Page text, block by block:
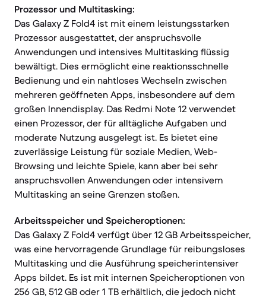
Prozessor und Multitasking:
Das Galaxy Z Fold4 ist mit einem leistungsstarken
Prozessor ausgestattet, der anspruchsvolle
Anwendungen und intensives Multitasking flüssig
bewältigt. Dies ermöglicht eine reaktionsschnelle
Bedienung und ein nahtloses Wechseln zwischen
mehreren geöffneten Apps, insbesondere auf dem
großen Innendisplay. Das Redmi Note 12 verwendet
einen Prozessor, der für alltägliche Aufgaben und
moderate Nutzung ausgelegt ist. Es bietet eine
zuverlässige Leistung für soziale Medien, Web-
Browsing und leichte Spiele, kann aber bei sehr
anspruchsvollen Anwendungen oder intensivem
Multitasking an seine Grenzen stoßen.
Arbeitsspeicher und Speicheroptionen:
Das Galaxy Z Fold4 verfügt über 12 GB Arbeitsspeicher,
was eine hervorragende Grundlage für reibungsloses
Multitasking und die Ausführung speicherintensiver
Apps bildet. Es ist mit internen Speicheroptionen von
256 GB, 512 GB oder 1 TB erhältlich, die jedoch nicht